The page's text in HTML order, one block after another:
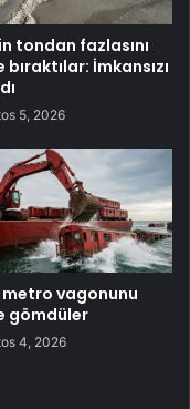
tondan fazlasını
bıraktılar: İmkansızı
5, 2026
vagonunu
gömdüler
4, 2026